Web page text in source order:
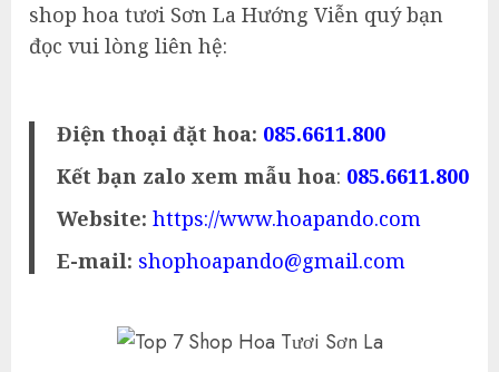
shop hoa tươi Sơn La Hướng Viễn quý bạn
đọc vui lòng liên hệ:
Điện thoại đặt hoa: 085.6611.800
Kết bạn zalo xem mẫu hoa: 085.6611.800
Website:https://www.hoapando.com
E-mail: shophoapando@gmail.com